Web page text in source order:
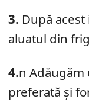
3. După
aluatul din
4.n
preferată și